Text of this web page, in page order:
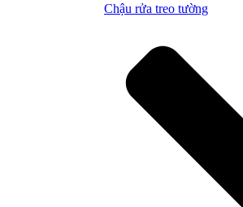
Chậu rửa treo tường